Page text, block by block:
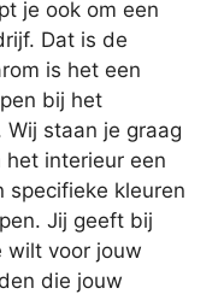
je ook om een
Dat is de
is het een
bij het
staan je graag
interieur een
specifieke kleuren
Jij geeft bij
wilt voor jouw
die jouw